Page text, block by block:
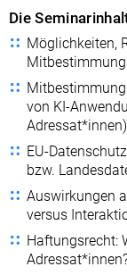
Die
Möglichkeiten,
Mitbestimmung
von KI-
Adressat*innen)
EU-
bzw.
Auswirkungen
versus
Haftungsrecht: